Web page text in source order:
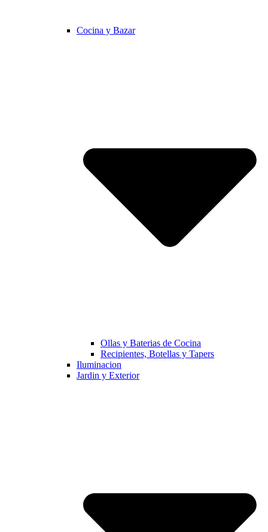
Cocina y Bazar
Ollas y Baterias de Cocina
Recipientes, Botellas y Tapers
Iluminacion
Jardin y Exterior